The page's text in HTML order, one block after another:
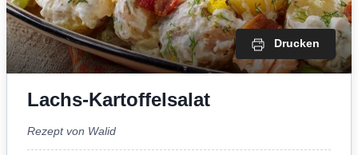
Drucken
Lachs-Kartoffelsalat
Rezept von Walid